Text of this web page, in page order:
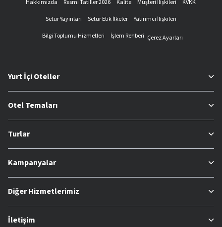
Hakkımızda Resmi Tatiller 2026 Kalite Müşteri İlişkileri
KVKK
Setur Yayınları
Setur Etik İlkeler
Yatırımcı İlişkileri
Bilgi Toplumu Hizmetleri
İşlem Rehberi Çerez Ayarları
Yurt İçi Oteller
Otel Temaları
Turlar
Kampanyalar
Diğer Hizmetlerimiz
İletişim